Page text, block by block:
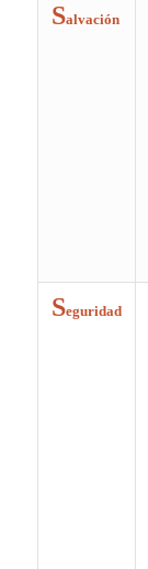
Salvación
Seguridad